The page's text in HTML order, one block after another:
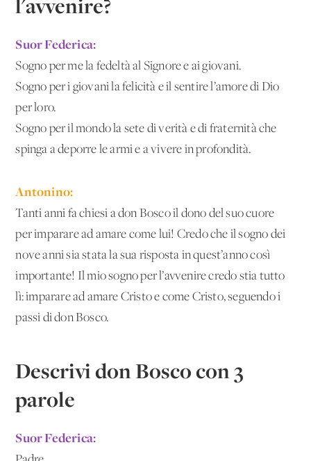
Suor Federica:
Sogno per me la fedeltà al Signore e ai giovani.
Sogno per i giovani la felicità e il sentire l’amore di Dio
per loro.
Sogno per il mondo la sete di verità e di fraternità che
spinga a deporre le armi e a vivere in profondità.
Antonino:
Tanti anni fa chiesi a don Bosco il dono del suo cuore
per imparare ad amare come lui! Credo che il sogno dei
nove anni sia stata la sua risposta in quest’anno così
importante! Il mio sogno per l’avvenire credo stia tutto
lì: imparare ad amare Cristo e come Cristo, seguendo i
passi di don Bosco.
Descrivi don Bosco con 3
parole
Suor Federica: